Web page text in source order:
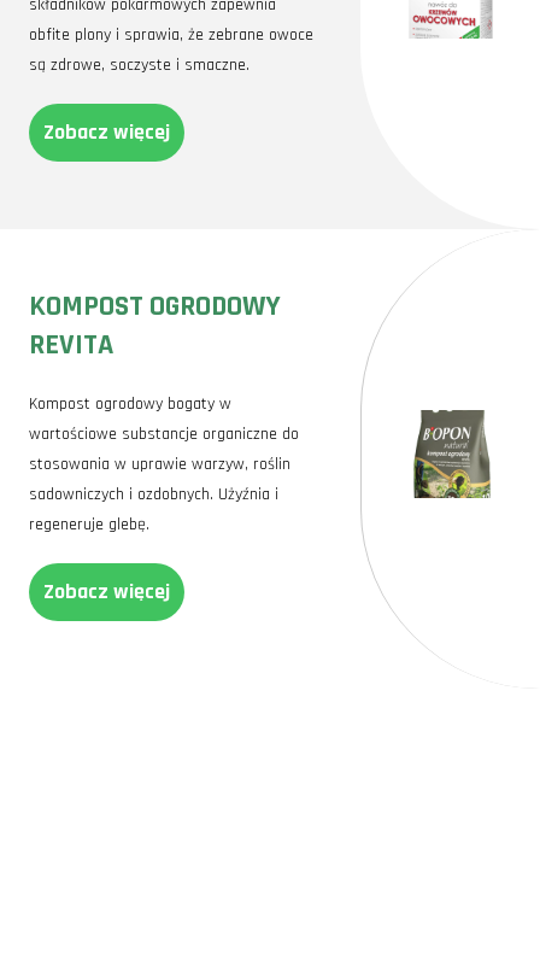
soczystych owoców? Mamy nadzieję, że nasze porady pomogą Wam
osiągnąć sukces w uprawie truskawek. Pamiętajcie, aby
ogrodowych. Każdy sezon może przynieść nowe doświadczenia i
składników pokarmowych zapewnia
obfite plony i sprawia, że zebrane owoce
są zdrowe, soczyste i smaczne.
Zobacz więcej
KOMPOST OGRODOWY
REVITA
Kompost ogrodowy bogaty w
wartościowe substancje organiczne do
stosowania w uprawie warzyw, roślin
sadowniczych i ozdobnych. Użyźnia i
regeneruje glebę.
Zobacz więcej